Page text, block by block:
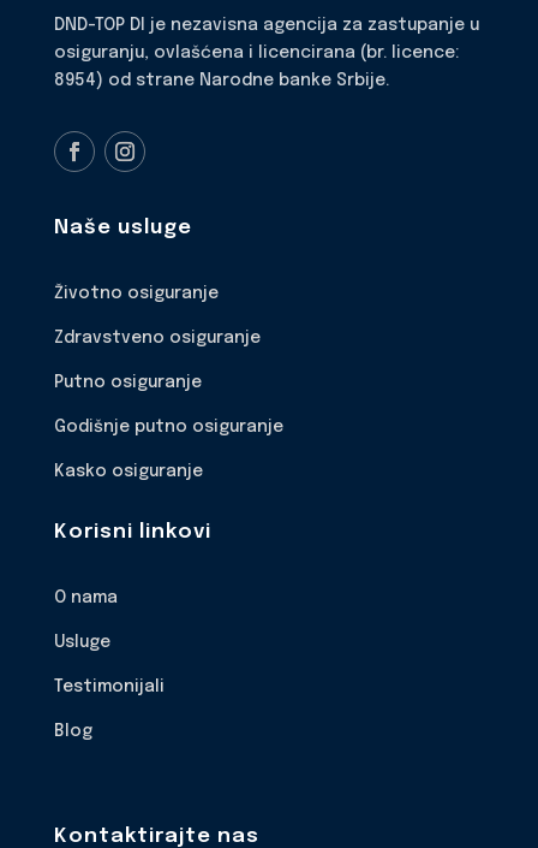
DND-TOP DI je nezavisna agencija za zastupanje u
osiguranju, ovlašćena i licencirana (br. licence:
8954) od strane Narodne banke Srbije.
Naše usluge
Životno osiguranje
Zdravstveno osiguranje
Putno osiguranje
Godišnje putno osiguranje
Kasko osiguranje
Korisni linkovi
O nama
Usluge
Testimonijali
Blog
Kontaktirajte nas